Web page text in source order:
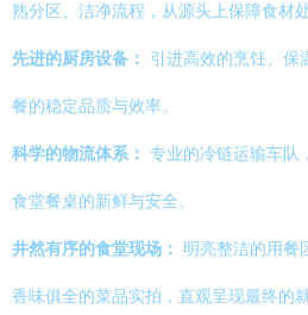
熟分区、洁净流程，从源头上保障食材
先进的厨房设备： 引进高效的烹饪、保
餐的稳定品质与效率。
科学的物流体系： 专业的冷链运输车队
食堂餐桌的新鲜与安全。
井然有序的食堂现场： 明亮整洁的用餐
香味俱全的菜品实拍，直观呈现最终的